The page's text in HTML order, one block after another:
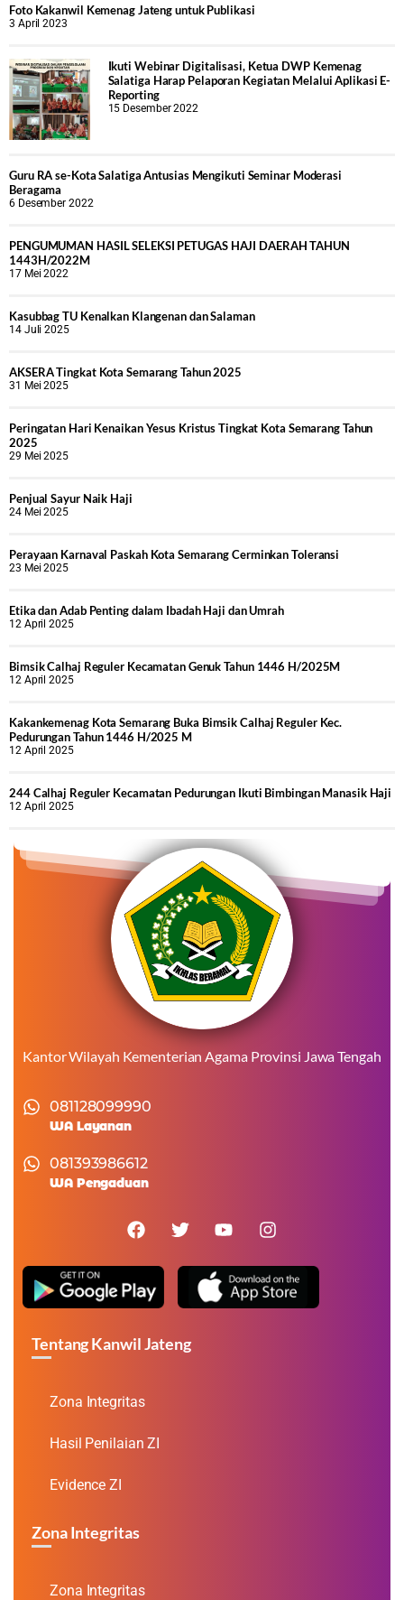
Foto Kakanwil Kemenag Jateng untuk Publikasi
3 April 2023
Ikuti Webinar Digitalisasi, Ketua DWP Kemenag
Salatiga Harap Pelaporan Kegiatan Melalui Aplikasi E-
Reporting
15 Desember 2022
Guru RA se-Kota Salatiga Antusias Mengikuti Seminar Moderasi
Beragama
6 Desember 2022
PENGUMUMAN HASIL SELEKSI PETUGAS HAJI DAERAH TAHUN
1443H/2022M
17 Mei 2022
Kasubbag TU Kenalkan Klangenan dan Salaman
14 Juli 2025
AKSERA Tingkat Kota Semarang Tahun 2025
31 Mei 2025
Peringatan Hari Kenaikan Yesus Kristus Tingkat Kota Semarang Tahun
2025
29 Mei 2025
Penjual Sayur Naik Haji
24 Mei 2025
Perayaan Karnaval Paskah Kota Semarang Cerminkan Toleransi
23 Mei 2025
Etika dan Adab Penting dalam Ibadah Haji dan Umrah
12 April 2025
Bimsik Calhaj Reguler Kecamatan Genuk Tahun 1446 H/2025M
12 April 2025
Kakankemenag Kota Semarang Buka Bimsik Calhaj Reguler Kec.
Pedurungan Tahun 1446 H/2025 M
12 April 2025
244 Calhaj Reguler Kecamatan Pedurungan Ikuti Bimbingan Manasik Haji
12 April 2025
Kantor Wilayah Kementerian Agama Provinsi Jawa Tengah
081128099990
WA Layanan
081393986612
WA Pengaduan
Tentang Kanwil Jateng
Zona Integritas
Hasil Penilaian ZI
Evidence ZI
Zona Integritas
Zona Integritas